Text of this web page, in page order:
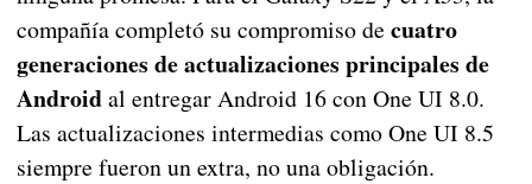
compañía completó su compromiso de cuatro
generaciones de actualizaciones principales de
Androidal entregar Android 16 con One UI 8.0.
Las actualizaciones intermedias como One UI 8.5
siempre fueron un extra, no una obligación.